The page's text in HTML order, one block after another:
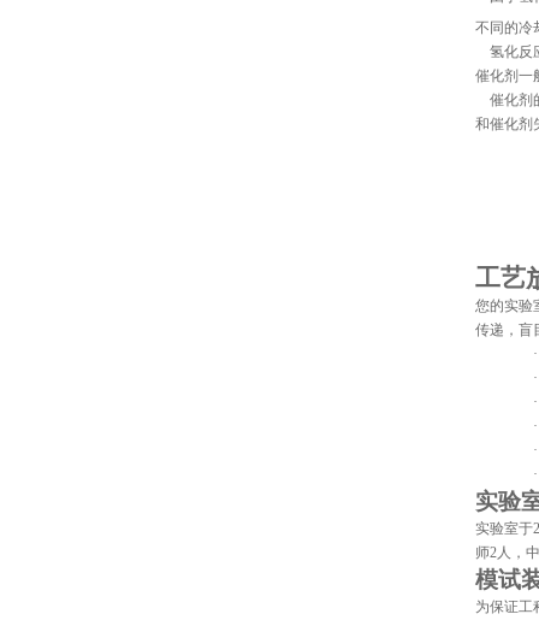
不同的冷
氢化反
催化剂一
催化剂
和催化剂
工艺
您的实验
传递，盲
·
·
·
·
·
·
实验
实验室于
师2人，
模试
为保证工